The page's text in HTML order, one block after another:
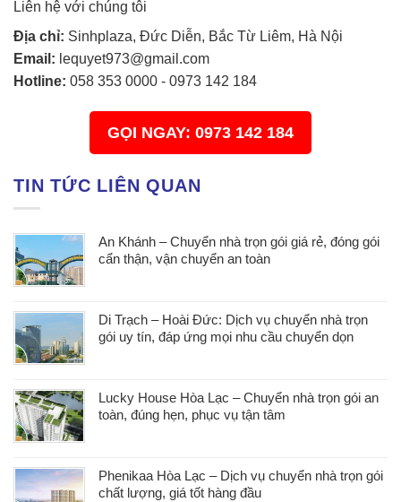
Liên hệ với chúng tôi
Địa chỉ: Sinhplaza, Đức Diễn, Bắc Từ Liêm, Hà Nội
Email: lequyet973@gmail.com
Hotline: 058 353 0000 - 0973 142 184
GỌI NGAY: 0973 142 184
TIN TỨC LIÊN QUAN
An Khánh – Chuyển nhà trọn gói giá rẻ, đóng gói
cẩn thận, vận chuyển an toàn
Di Trạch – Hoài Đức: Dịch vụ chuyển nhà trọn
gói uy tín, đáp ứng mọi nhu cầu chuyển dọn
Lucky House Hòa Lạc – Chuyển nhà trọn gói an
toàn, đúng hẹn, phục vụ tận tâm
Phenikaa Hòa Lạc – Dịch vụ chuyển nhà trọn gói
chất lượng, giá tốt hàng đầu